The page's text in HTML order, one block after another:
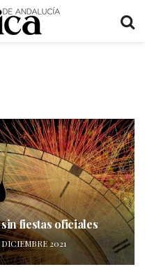
fiestas oficiales
2021